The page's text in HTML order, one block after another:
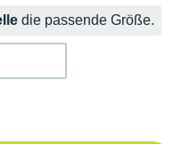
die passende Größe.